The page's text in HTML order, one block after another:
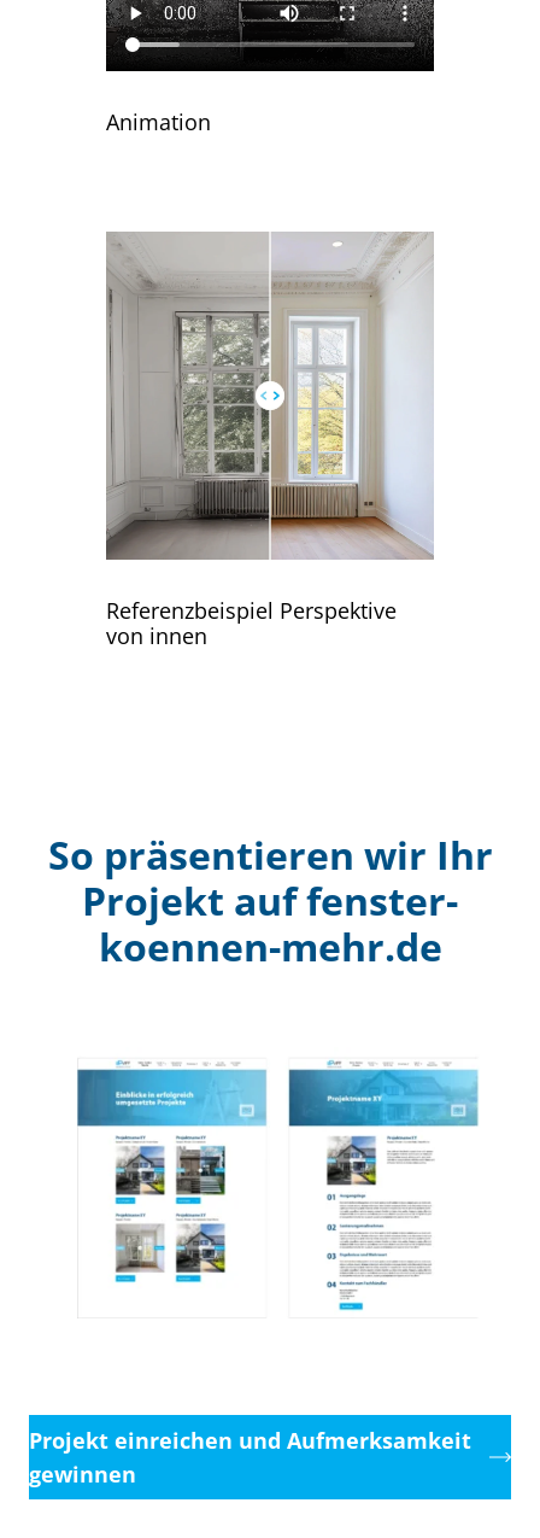
Animation
Referenzbeispiel Perspektive
von innen
So präsentieren wir Ihr
Projekt auf fenster-
koennen-mehr.de
Projekt einreichen und Aufmerksamkeit
gewinnen